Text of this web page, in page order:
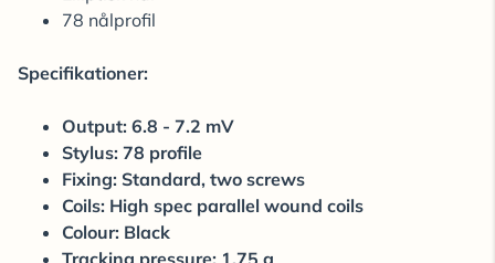
78 nålprofil
Specifikationer:
Output: 6.8 - 7.2 mV
Stylus: 78 profile
Fixing: Standard, two screws
Coils: High spec parallel wound coils
Colour: Black
Tracking pressure: 1.75 g